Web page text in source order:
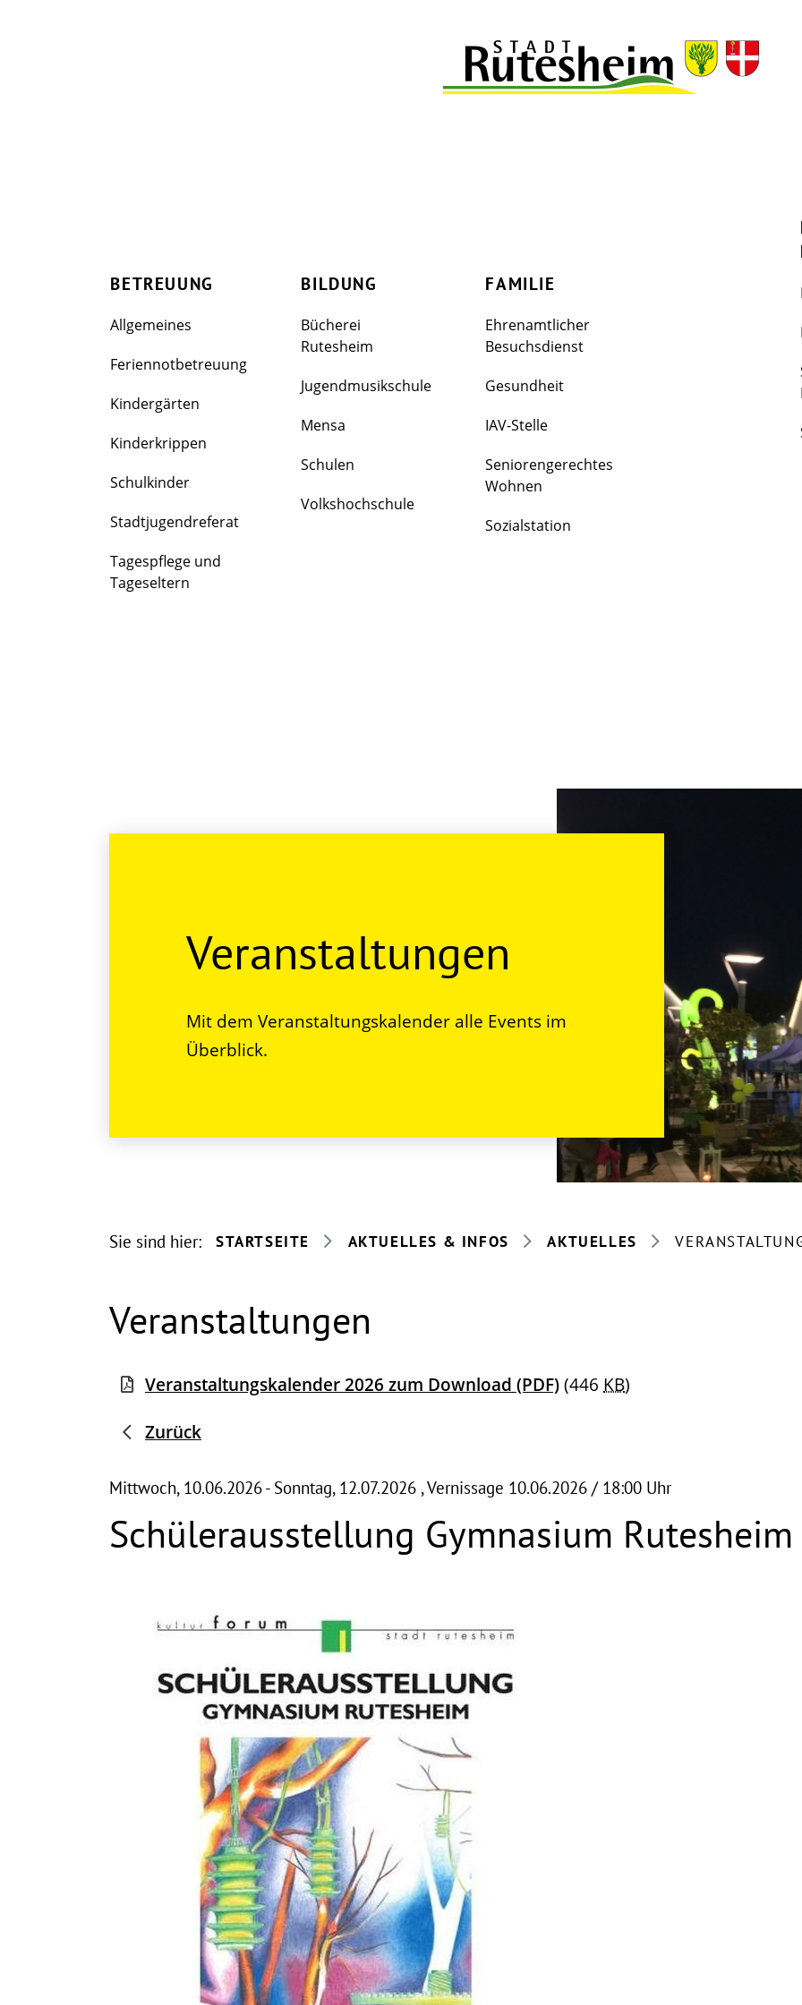
FAMILIE
BILDUNG
BETREUUNG
Allgemeines
Feriennotbetreuung
Kindergärten
Kinderkrippen
Schulkinder
Stadtjugendreferat
Tagespflege und
Tageseltern
BILDUNG
Bücherei
Rutesheim
Jugendmusikschule
Mensa
Schulen
Volkshochschule
FAMILIE
Ehrenamtlicher
Besuchsdienst
Gesundheit
IAV-Stelle
Seniorengerechtes
Wohnen
Sozialstation
Veranstaltungen
Mit dem Veranstaltungskalender alle Events im
Überblick.
Sie sind hier: STARTSEITE AKTUELLES & INFOS AKTUELLES
Veranstaltungen
Veranstaltungskalender 2026 zum Download (PDF)(446 KB)
Zurück
Mittwoch, 10.06.2026- Sonntag, 12.07.2026 , Vernissage 10.06.2026 / 18:00 Uhr
Schülerausstellung Gymnasium Rutesheim